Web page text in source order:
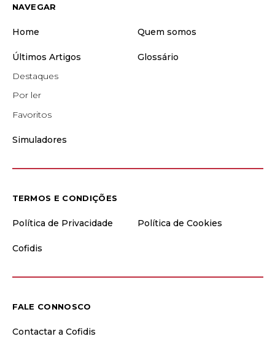
NAVEGAR
Home Quem somos
Últimos Artigos
Destaques
Por ler
Favoritos
Glossário
Simuladores
TERMOS E CONDIÇÕES
Política de Privacidade Política de Cookies
Cofidis
FALE CONNOSCO
Contactar a Cofidis